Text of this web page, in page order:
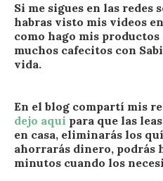
Si me sigues en las redes
habras visto mis videos
como hago mis
muchos cafecitos con
vida.
En el blog compartí mis
dejo aqui para que las
en casa, eliminarás los
ahorrarás dinero, podrás
minutos cuando los